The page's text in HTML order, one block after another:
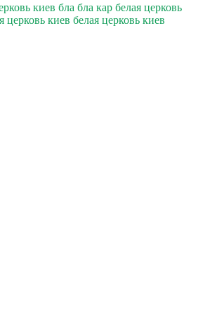
киев бла бла кар белая церковь
церковь киев белая церковь киев